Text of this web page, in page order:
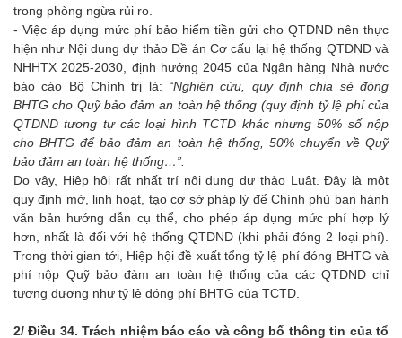
trong phòng ngừa rủi ro.
- Việc áp dụng mức phí bảo hiểm tiền gửi cho QTDND nên thực
hiện như Nội dung dự thảo Đề án Cơ cấu lại hệ thống QTDND và
NHHTX 2025-2030, định hướng 2045 của Ngân hàng Nhà nước
báo cáo Bộ Chính trị là: “Nghiên cứu, quy định chia sẻ đóng
BHTG cho Quỹ bảo đảm an toàn hệ thống (quy định tỷ lệ phí của
QTDND tương tự các loại hình TCTD khác nhưng 50% số nộp
cho BHTG để bảo đảm an toàn hệ thống, 50% chuyển về Quỹ
bảo đảm an toàn hệ thống…”.
Do vậy, Hiệp hội rất nhất trí nội dung dự thảo Luật. Đây là một
quy định mở, linh hoạt, tạo cơ sở pháp lý để Chính phủ ban hành
văn bản hướng dẫn cụ thể, cho phép áp dụng mức phí hợp lý
hơn, nhất là đối với hệ thống QTDND (khi phải đóng 2 loại phí).
Trong thời gian tới, Hiệp hội đề xuất tổng tỷ lệ phí đóng BHTG và
phí nộp Quỹ bảo đảm an toàn hệ thống của các QTDND chỉ
tương đương như tỷ lệ đóng phí BHTG của TCTD.
2/ Điều 34. Trách nhiệm báo cáo và công bố thông tin của tổ